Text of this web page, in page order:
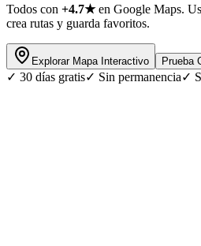
Todos con +4.7★en Google Maps.
crea rutas y guarda favoritos.
Explorar Mapa Interactivo Prueba
✓ 30 días gratis✓ Sin permanencia✓